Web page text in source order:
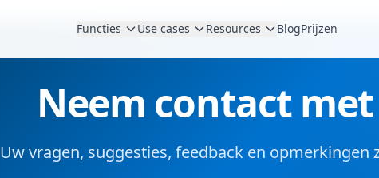
Functies Use cases Resources BlogPrijzen
Neem contact
Uw vragen, suggesties, feedback en opmerkingen